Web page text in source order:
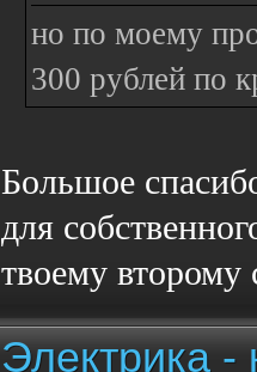
но по моему
300 рублей по
Большое
для
твоему второму
Электрика -